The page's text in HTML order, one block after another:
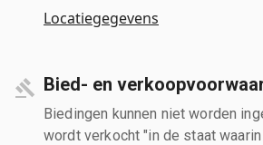
Locatiegegevens
Bied- en
Biedingen kunnen niet worden
wordt verkocht "in de staat